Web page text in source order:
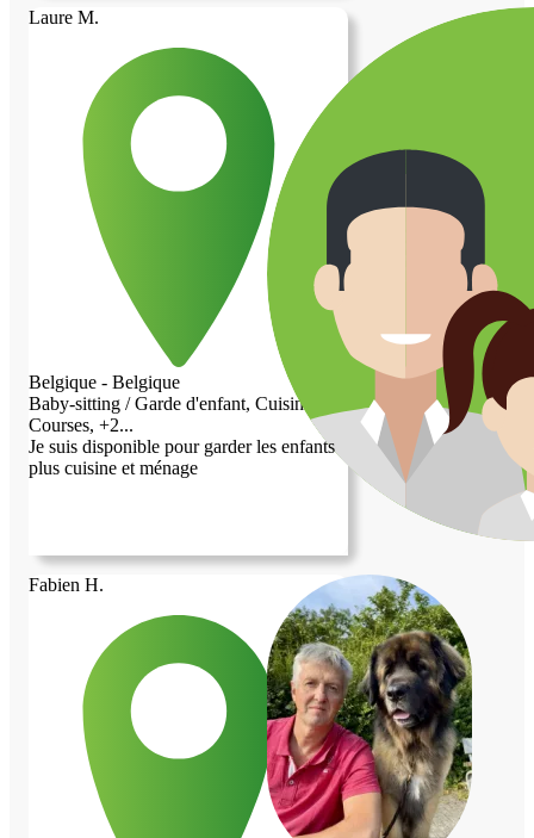
Laure M.
Belgique - Belgique
Baby-sitting / Garde d'enfant, Cuisine,
Courses, +2...
Je suis disponible pour garder les enfants
plus cuisine et ménage
Fabien H.